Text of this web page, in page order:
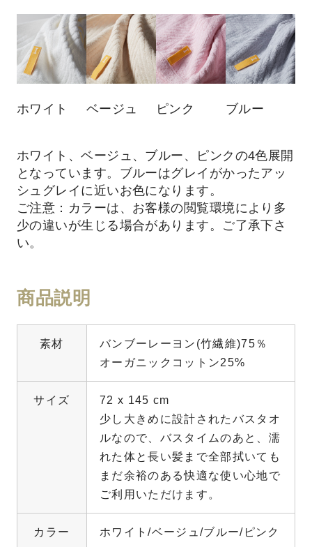
ホワイト ベージュ ピンク ブルー
ホワイト、ベージュ、ブルー、ピンクの4色展開
となっています。ブルーはグレイがかったアッ
シュグレイに近いお色になります。
ご注意：カラーは、お客様の閲覧環境により多
少の違いが生じる場合があります。ご了承下さ
い。
商品説明
素材
バンブーレーヨン(竹繊維)75％
オーガニックコットン25%
サイズ
72 x 145 cm
少し大きめに設計されたバスタオ
ルなので、バスタイムのあと、濡
れた体と長い髪まで全部拭いても
まだ余裕のある快適な使い心地で
ご利用いただけます。
カラー ホワイト/ベージュ/ブルー/ピンク